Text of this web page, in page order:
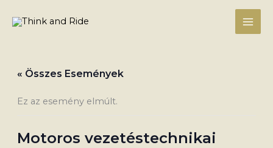
« Összes Események
Ez az esemény elmúlt.
Motoros vezetéstechnikai